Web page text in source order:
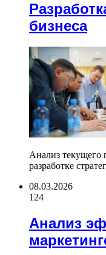
бизнеса
Анализ текущего
разработке
08.03.2026
124
Анализ